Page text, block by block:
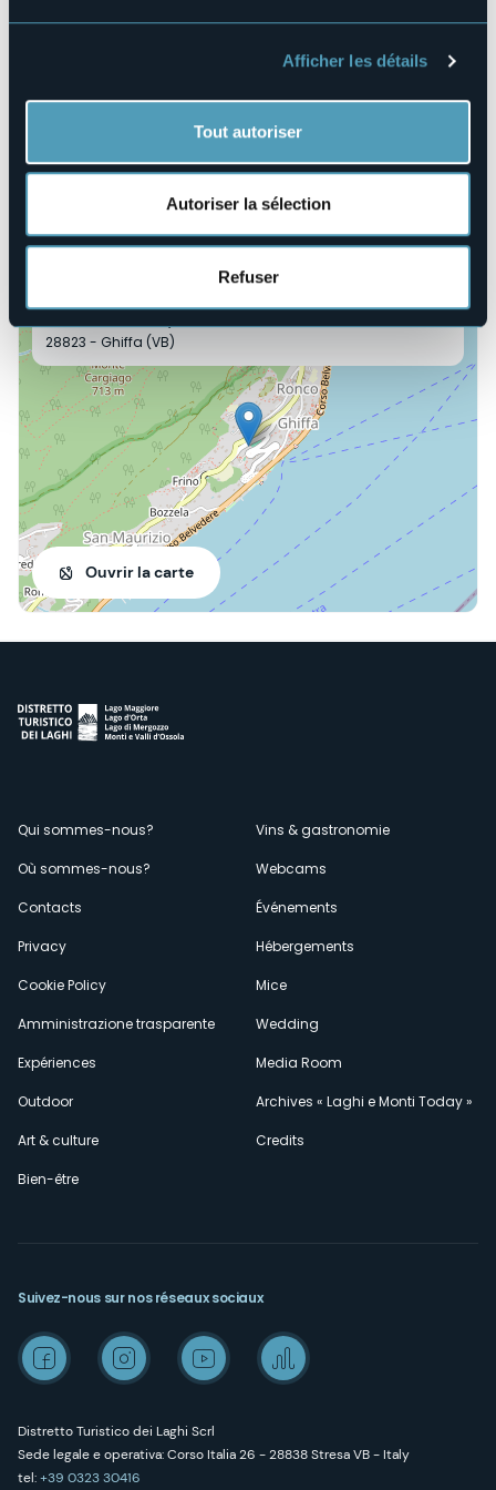
Afficher les détails
Tout autoriser
Autoriser la sélection
Refuser
Ingresso gratuito.
Lieu de l'événement
Area Feste Ronco di Ghiffa
E-mail
ghiffasummerfestival@gmail.com
https://www.comune.ghiffa.vb.it/it-it/home
Via alle Scuole, Ronco di Ghiffa
28823 - Ghiffa (VB)
Ouvrir la carte
Menù
secondario
Qui sommes-nous?
Où sommes-nous?
Contacts
Privacy
Cookie Policy
Amministrazione trasparente
Expériences
Outdoor
Art & culture
Bien-être
Vins & gastronomie
Webcams
Événements
Hébergements
Mice
Wedding
Media Room
Archives « Laghi e Monti Today »
Credits
Distretto Turistico dei Laghi Scrl
Sede legale e operativa: Corso Italia 26 - 28838 Stresa VB - Italy
tel:+39 0323 30416
Suivez-nous sur nos réseaux sociaux